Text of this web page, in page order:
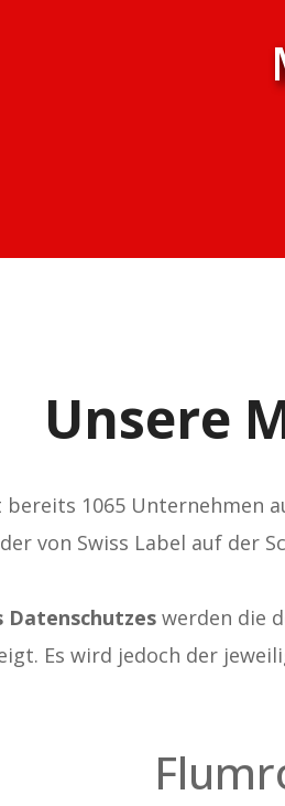
Unsere
bereits 1065 Unternehmen
von Swiss Label auf der
Datenschutzes werden die
Es wird jedoch der